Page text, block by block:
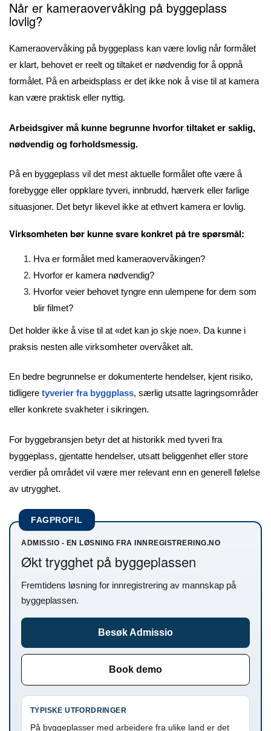
Når er kameraovervåking på byggeplass
lovlig?
Kameraovervåking på byggeplass kan være lovlig når formålet
er klart, behovet er reelt og tiltaket er nødvendig for å oppnå
formålet. På en arbeidsplass er det ikke nok å vise til at kamera
kan være praktisk eller nyttig.
Arbeidsgiver må kunne begrunne hvorfor tiltaket er saklig,
nødvendig og forholdsmessig.
På en byggeplass vil det mest aktuelle formålet ofte være å
forebygge eller oppklare tyveri, innbrudd, hærverk eller farlige
situasjoner. Det betyr likevel ikke at ethvert kamera er lovlig.
Virksomheten bør kunne svare konkret på tre spørsmål:
Hva er formålet med kameraovervåkingen?
Hvorfor er kamera nødvendig?
Hvorfor veier behovet tyngre enn ulempene for dem som
blir filmet?
Det holder ikke å vise til at «det kan jo skje noe». Da kunne i
praksis nesten alle virksomheter overvåket alt.
En bedre begrunnelse er dokumenterte hendelser, kjent risiko,
tidligere tyverier fra byggplass, særlig utsatte lagringsområder
eller konkrete svakheter i sikringen.
For byggebransjen betyr det at historikk med tyveri fra
byggeplass, gjentatte hendelser, utsatt beliggenhet eller store
verdier på området vil være mer relevant enn en generell følelse
av utrygghet.
FAGPROFIL
ADMISSIO - EN LØSNING FRA INNREGISTRERING.NO
Økt trygghet på byggeplassen
Fremtidens løsning for innregistrering av mannskap på
byggeplassen.
Besøk Admissio
Book demo
TYPISKE UTFORDRINGER
På byggeplasser med arbeidere fra ulike land er det